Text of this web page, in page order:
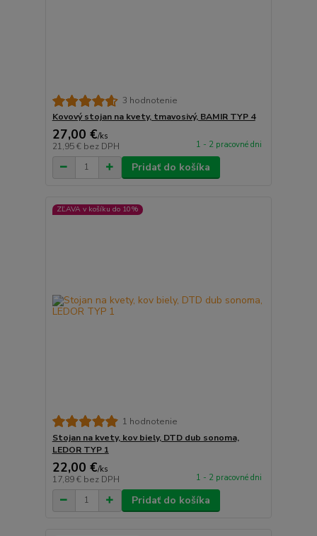
3 hodnotenie
Kovový stojan na kvety, tmavosivý, BAMIR TYP 4
27,00 €/ks
21,95 € bez DPH 1 - 2 pracovné dni
Pridať do košíka
ZĽAVA v košíku do 10%
1 hodnotenie
Stojan na kvety, kov biely, DTD dub sonoma,
LEDOR TYP 1
22,00 €/ks
17,89 € bez DPH 1 - 2 pracovné dni
Pridať do košíka